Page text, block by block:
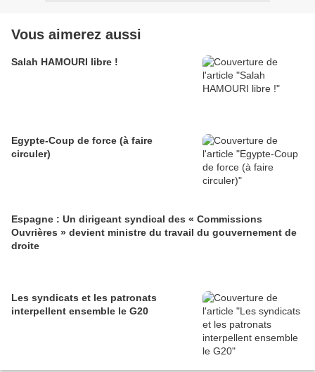
Vous aimerez aussi
Salah HAMOURI libre !
Egypte-Coup de force (à faire
circuler)
Espagne : Un dirigeant syndical des « Commissions
Ouvrières » devient ministre du travail du gouvernement de
droite
Les syndicats et les patronats
interpellent ensemble le G20